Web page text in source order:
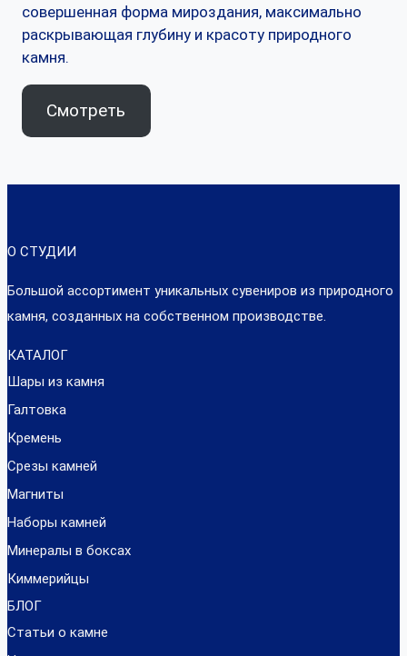
совершенная форма мироздания, максимально
раскрывающая глубину и красоту природного
камня.
Смотреть
О СТУДИИ
Большой ассортимент уникальных сувениров из природного
камня, созданных на собственном производстве.
КАТАЛОГ
Шары из камня
Галтовка
Кремень
Срезы камней
Магниты
Наборы камней
Минералы в боксах
Киммерийцы
БЛОГ
Статьи о камне